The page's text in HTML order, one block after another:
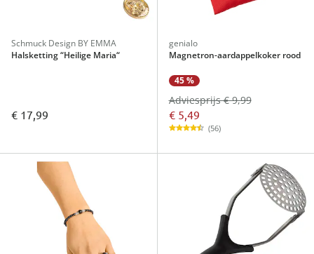
Schmuck Design BY EMMA
Halsketting “Heilige Maria“
€ 17,99
genialo
Magnetron-aardappelkoker rood
45 %
€ 5,49
Adviesprijs € 9,99
(56)